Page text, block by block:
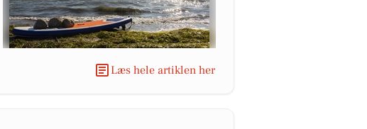
Læs hele artiklen her